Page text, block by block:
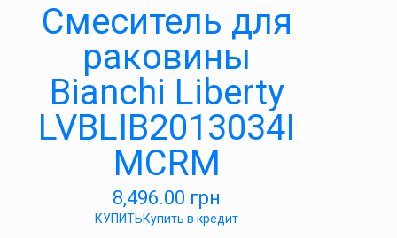
Смеситель для
раковины
Bianchi Liberty
LVBLIB2013034I
MCRM
8,496.00 грн
КУПИТЬКупить в кредит